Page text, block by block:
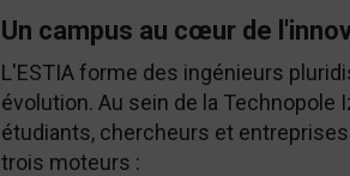
Un campus au cœur de
L'ESTIA forme des ingénieurs
évolution. Au sein de la
étudiants, chercheurs et
trois moteurs :